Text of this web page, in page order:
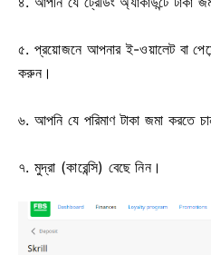
৫. প্রয়োজনে আপনার ই-ওয়ালেট বা
করুন।
৬. আপনি যে পরিমাণ টাকা জমা করতে
৭. মুদ্রা (কারেন্সি) বেছে নিন।